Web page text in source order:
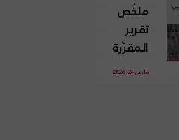
الدولي
ملخّص
تقرير
المقرّرة
الخاصة
مارس 24, 2026